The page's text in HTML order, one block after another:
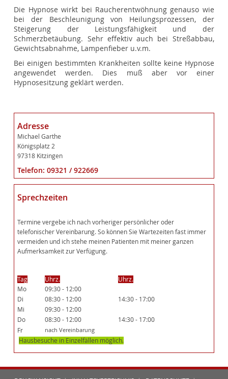
Die Hypnose wirkt bei Raucherentwöhnung genauso wie
bei der Beschleunigung von Heilungsprozessen, der
Steigerung der Leistungsfähigkeit und der
Schmerzbetäubung. Sehr effektiv auch bei Streßabbau,
Gewichtsabnahme, Lampenfieber u.v.m.
Bei einigen bestimmten Krankheiten sollte keine Hypnose
angewendet werden. Dies muß aber vor einer
Hypnosesitzung geklärt werden.
Adresse
Michael Garthe
Königsplatz 2
97318 Kitzingen
Telefon: 09321 / 922669
Sprechzeiten
Termine vergebe ich nach vorheriger persönlicher oder
telefonischer Vereinbarung. So können Sie Wartezeiten fast immer
vermeiden und ich stehe meinen Patienten mit meiner ganzen
Aufmerksamkeit zur Verfügung.
Tag Uhrz.
Uhrz.
Mo
09:30 - 12:00
Di
08:30 - 12:00
14:30 - 17:00
Mi
09:30 - 12:00
Do
08:30 - 12:00
14:30 - 17:00
Fr
nach Vereinbarung
Hausbesuche in Einzelfällen möglich.